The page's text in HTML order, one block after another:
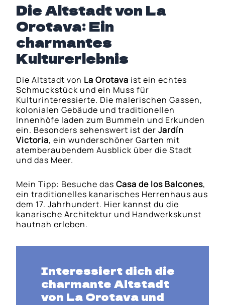
Die Altstadt von La
Orotava: Ein
charmantes
Kulturerlebnis
Die Altstadt von La Orotava ist ein echtes
Schmuckstück und ein Muss für
Kulturinteressierte. Die malerischen Gassen,
kolonialen Gebäude und traditionellen
Innenhöfe laden zum Bummeln und Erkunden
ein. Besonders sehenswert ist derJardín
Victoria, ein wunderschöner Garten mit
atemberaubendem Ausblick über die Stadt
und das Meer.
Mein Tipp: Besuche dasCasa de los Balcones,
ein traditionelles kanarisches Herrenhaus aus
dem 17. Jahrhundert. Hier kannst du die
kanarische Architektur und Handwerkskunst
hautnah erleben.
Interessiert dich die
charmante Altstadt
von La Orotava und